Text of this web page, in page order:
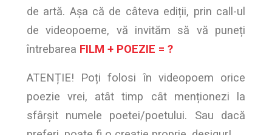
de artă. Așa că de câteva ediții, prin call-ul
de videopoeme, vă invităm să vă puneți
întrebarea FILM + POEZIE = ?
ATENȚIE! Poți folosi în videopoem orice
poezie vrei, atât timp cât menționezi la
sfârșit numele poetei/poetului. Sau dacă